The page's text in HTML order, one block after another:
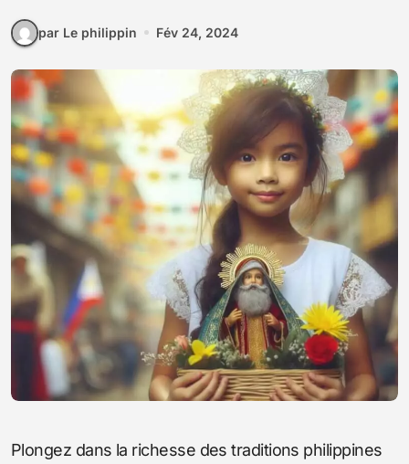
par Le philippin Fév 24, 2024
Plongez dans la richesse des traditions philippines